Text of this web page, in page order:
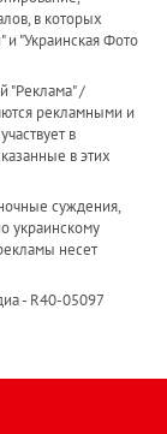
в которых
и "Украинская Фото
"Реклама" /
рекламными и
в
в этих
суждения,
украинскому
несет
- R40-05097